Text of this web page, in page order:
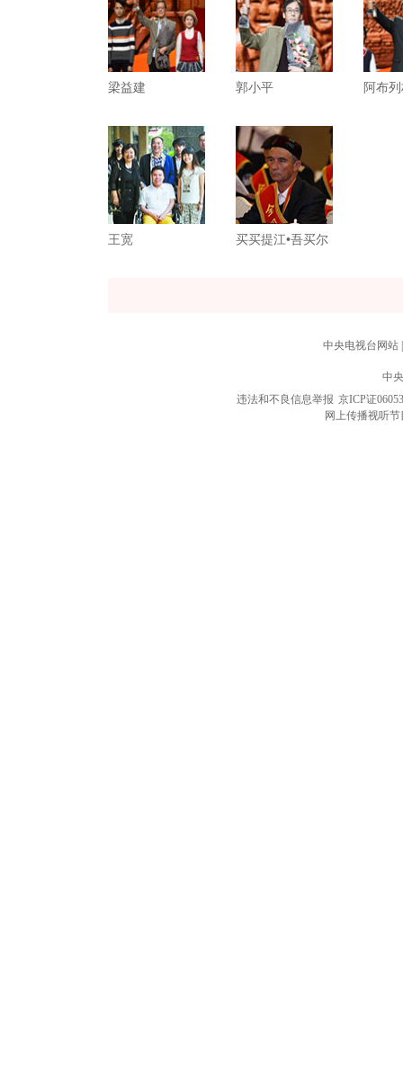
梁益建 郭小平 阿布
王宽 买买提江•吾买尔
中央电视台网站
中
违法和不良信息举报 京ICP证
网上传播视听